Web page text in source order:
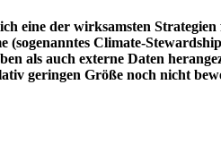
eine der wirksamsten
Climate-
als auch externe Daten
geringen Größe noch nicht